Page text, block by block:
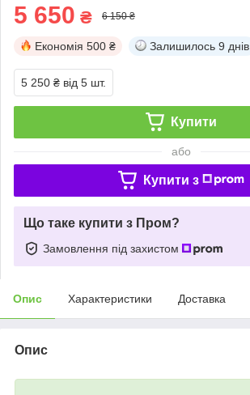
5 650 ₴ 6 150 ₴
Економія 500 ₴ Залишилось 9 днів
5 250 ₴ від 5 шт.
Купити
або
Купити з
Що таке купити з Пром?
Замовлення під захистом
Опис Характеристики Доставка
Опис